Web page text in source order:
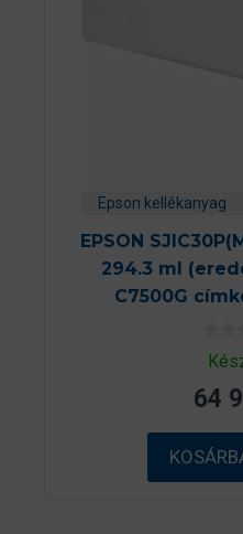
Epson kellékanyag
EPSON
294.3 ml
C7500G
0
a
5
b
ő
l
64